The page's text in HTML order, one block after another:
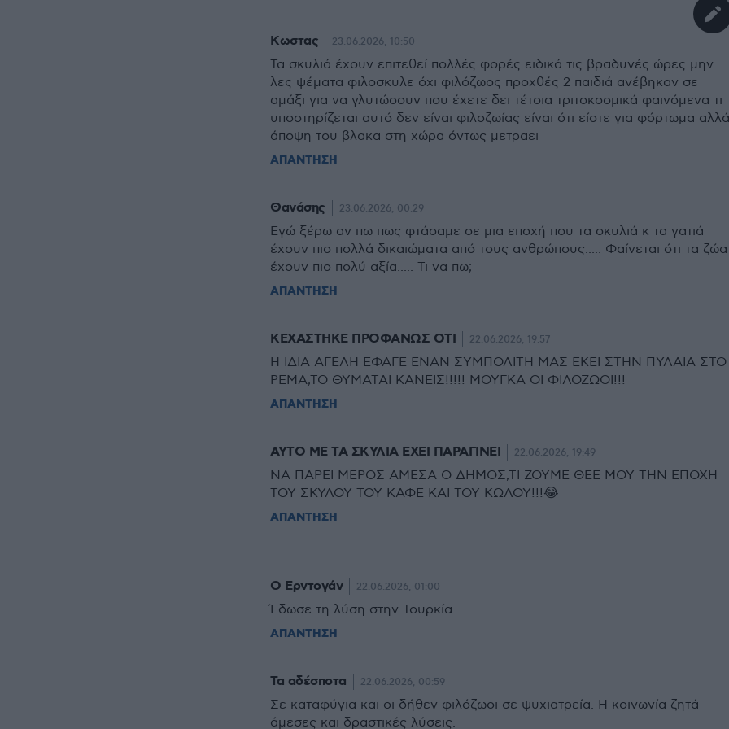
Κωστας 23.06.2026, 10:50
Τα σκυλιά έχουν επιτεθεί πολλές φορές ειδικά τις βραδυνές ώρες μην
λες ψέματα φιλοσκυλε όχι φιλόζωος προχθές 2 παιδιά ανέβηκαν σε
αμάξι για να γλυτώσουν που έχετε δει τέτοια τριτοκοσμικά φαινόμενα τι
υποστηρίζεται αυτό δεν είναι φιλοζωίας είναι ότι είστε για φόρτωμα αλλά
άποψη του βλακα στη χώρα όντως μετραει
ΑΠΑΝΤΗΣΗ
Θανάσης 23.06.2026, 00:29
Εγώ ξέρω αν πω πως φτάσαμε σε μια εποχή που τα σκυλιά κ τα γατιά
έχουν πιο πολλά δικαιώματα από τους ανθρώπους..... Φαίνεται ότι τα ζώα
έχουν πιο πολύ αξία..... Τι να πω;
ΑΠΑΝΤΗΣΗ
ΚΕΧΑΣΤΗΚΕ ΠΡΟΦΑΝΩΣ ΟΤΙ 22.06.2026, 19:57
Η ΙΔΙΑ ΑΓΕΛΗ ΕΦΑΓΕ ΕΝΑΝ ΣΥΜΠΟΛΙΤΗ ΜΑΣ ΕΚΕΙ ΣΤΗΝ ΠΥΛΑΙΑ ΣΤΟ
ΡΕΜΑ,ΤΟ ΘΥΜΑΤΑΙ ΚΑΝΕΙΣ!!!!! ΜΟΥΓΚΑ ΟΙ ΦΙΛΟΖΩΟΙ!!!
ΑΠΑΝΤΗΣΗ
ΑΥΤΟ ΜΕ ΤΑ ΣΚΥΛΙΑ ΕΧΕΙ ΠΑΡΑΓΙΝΕΙ 22.06.2026, 19:49
ΝΑ ΠΑΡΕΙ ΜΕΡΟΣ ΑΜΕΣΑ Ο ΔΗΜΟΣ,ΤΙ ΖΟΥΜΕ ΘΕΕ ΜΟΥ ΤΗΝ ΕΠΟΧΗ
ΤΟΥ ΣΚΥΛΟΥ ΤΟΥ ΚΑΦΕ ΚΑΙ ΤΟΥ ΚΩΛΟΥ!!!😂
ΑΠΑΝΤΗΣΗ
Ο Ερντογάν 22.06.2026, 01:00
Έδωσε τη λύση στην Τουρκία.
ΑΠΑΝΤΗΣΗ
Τα αδέσποτα 22.06.2026, 00:59
Σε καταφύγια και οι δήθεν φιλόζωοι σε ψυχιατρεία. Η κοινωνία ζητά
άμεσες και δραστικές λύσεις.